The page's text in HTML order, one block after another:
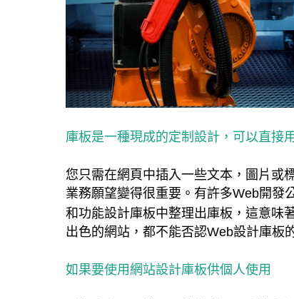
庫板是一種現成的定制設計，可以直接
您只需在網頁中插入一些文本，圖片或
業務願望變得很重要。有許多Web開發
和功能設計庫板中整理出庫板，這意味
出色的網站，都不能否認Web設計庫板
如果要使用網站設計庫板供個人使用